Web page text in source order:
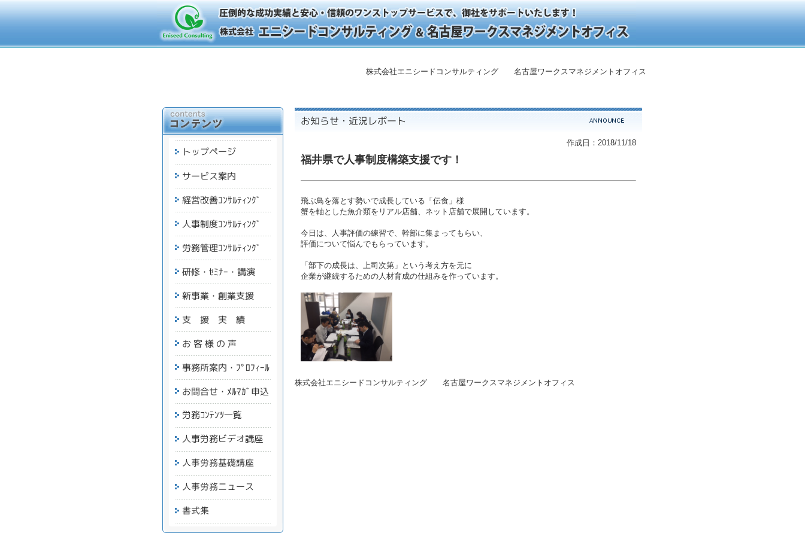
株式会社エニシードコンサルティング 名古屋ワークスマネジメントオフィス
作成日：2018/11/18
福井県で人事制度構築支援です！
飛ぶ鳥を落とす勢いで成長している「伝食」様
蟹を軸とした魚介類をリアル店舗、ネット店舗で展開しています。
今日は、人事評価の練習で、幹部に集まってもらい、
評価について悩んでもらっています。
「部下の成長は、上司次第」という考え方を元に
企業が継続するための人材育成の仕組みを作っています。
株式会社エニシードコンサルティング 名古屋ワークスマネジメントオフィス